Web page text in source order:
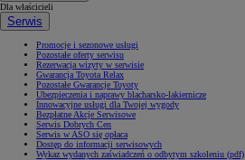
Dla właścicieli
Serwis
Promocje i sezonowe usługi
Pozostałe oferty serwisu
Rezerwacja wizyty w serwisie
Gwarancja Toyota Relax
Pozostałe Gwarancje Toyoty
Ubezpieczenia i naprawy blacharsko-lakiernicze
Innowacyjne usługi dla Twojej wygody
Bezpłatne Akcje Serwisowe
Serwis Dobrych Cen
Serwis w ASO się opłaca
Dostęp do informacji serwisowych
Wykaz wydanych zaświadczeń o odbytym szkoleniu (pdf)